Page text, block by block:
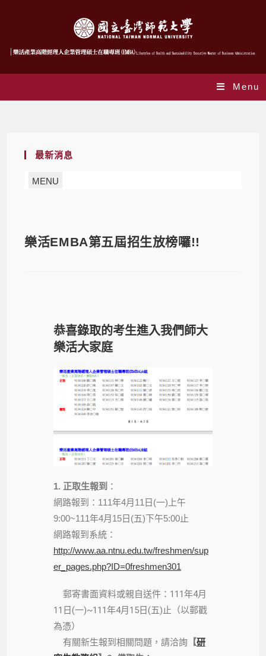
Menu
最新消息
MENU
樂活EMBA第五屆招生放榜囉!!
恭喜錄取的考生進入我們師大
樂活大家庭
1. 正取生報到 ：
網路報到：111年4月11日(一)上午
9:00~111年4月15日(五)下午5:00止
網路報到系統：
http://www.aa.ntnu.edu.tw/freshmen/sup
er_pages.php?ID=0freshmen301
郵寄書面資料或親自送件：111年4月
11日(一)~111年4月15日(五)止（以郵戳
為憑）
有關新生報到相關問題，請洽詢 【研